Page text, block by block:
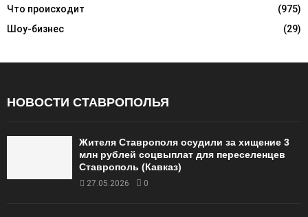
Что происходит
(975)
Шоу-бизнес
(29)
НОВОСТИ СТАВРОПОЛЬЯ
Жителя Ставрополя осудили за хищение 3
млн рублей соцвыплат для переселенцев
Ставрополь (Кавказ)
27.05.2026 0